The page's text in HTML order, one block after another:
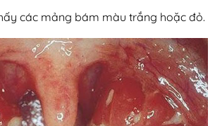
các mảng bám màu trắng hoặc đỏ.